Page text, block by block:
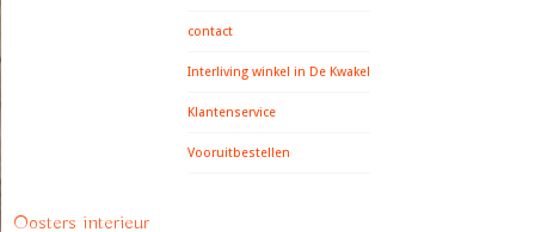
contact
Interliving winkel in De Kwakel
Klantenservice
Vooruitbestellen
Oosters interieur